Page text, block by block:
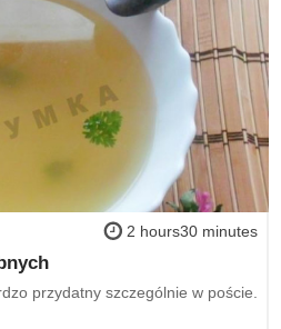
2 hours30 minutes
przydatny szczególnie w poście.